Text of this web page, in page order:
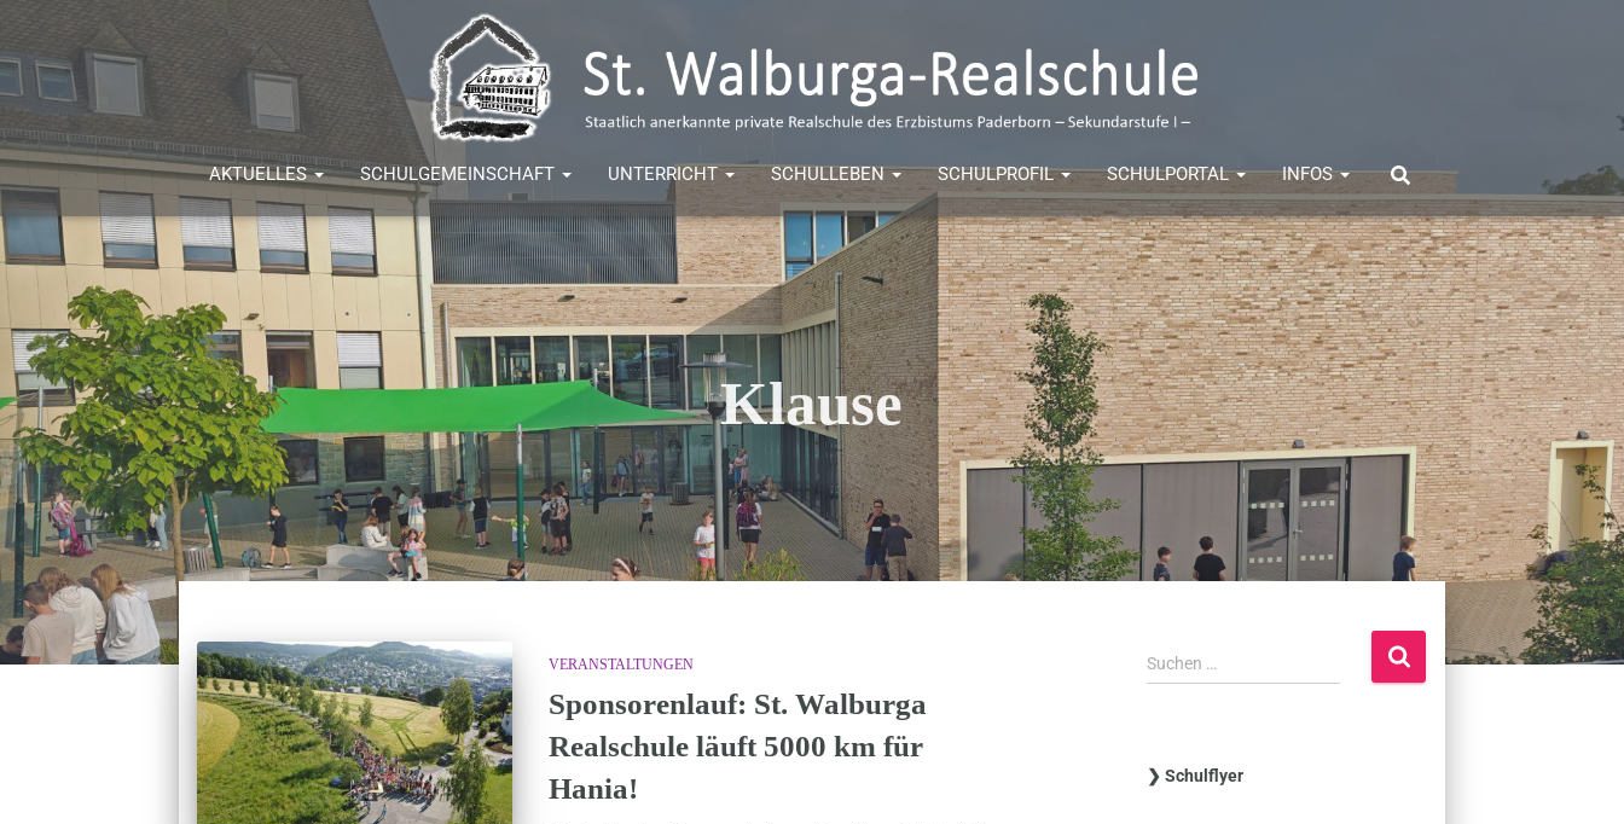
AKTUELLES SCHULGEMEINSCHAFT UNTERRICHT SCHULLEBEN SCHULPROFIL SCHULPORTAL INFOS
Klause
VERANSTALTUNGEN
Sponsorenlauf: St. Walburga
Realschule läuft 5000 km für
Hania!
S
u
n
Suchen …
❯ Schulflyer